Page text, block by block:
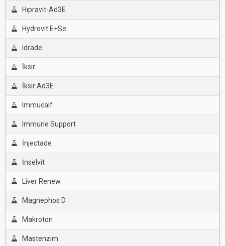
Hıpravıt-Ad3E
Hydrovit E+Se
Idrade
İksir
İksir Ad3E
Immucalf
Immune Support
İnjectade
İnselvit
Liver Renew
Magnephos D
Makroton
Mastenzim